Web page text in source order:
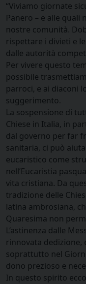
“Viviamo giornate
Panero – e alle quali
nostre comunità.
rispettare i divieti e
dalle autorità
Per vivere questo
possibile
parroci, e ai diaconi
suggerimento.
La sospensione di
Chiese in Italia, in
dal governo per far
sanitaria, ci può
eucaristico come
nell’Eucaristia
vita cristiana. Da
tradizione delle
latina ambrosiana,
Quaresima non
L’astinenza dalle
rinnovata dedizione,
soprattutto nel
dono prezioso e
In questo spirito ecco